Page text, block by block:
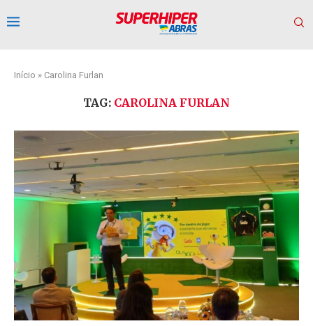
Início » Carolina Furlan
TAG: CAROLINA FURLAN